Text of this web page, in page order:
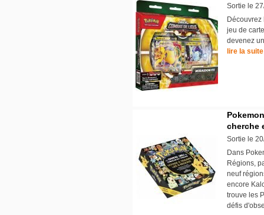
Sortie le
jeu de
devenez
lire la suite
cherche
Sortie le
Dans
Régions,
neuf
encore
trouve les
défis